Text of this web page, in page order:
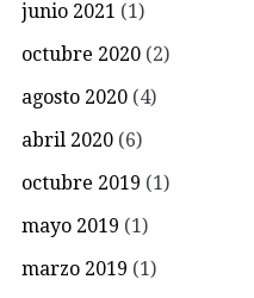
junio 2021 (1)
octubre 2020 (2)
agosto 2020 (4)
abril 2020 (6)
octubre 2019 (1)
mayo 2019 (1)
marzo 2019 (1)